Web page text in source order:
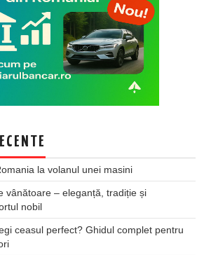
la volanul unei masini
vânătoare – eleganță, tradiție și
nobil
ceasul perfect? Ghidul complet pentru